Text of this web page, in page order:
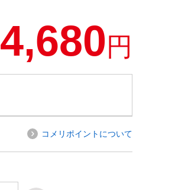
4,680円
コメリポイントについて